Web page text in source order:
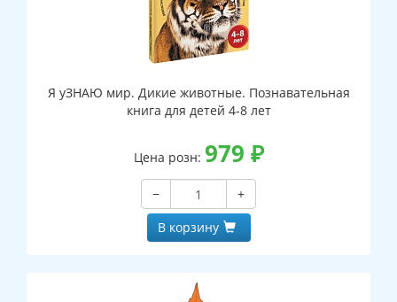
Я уЗНАЮ мир. Дикие животные. Познавательная
книга для детей 4-8 лет
Цена розн: 979 ₽
−
+
В корзину